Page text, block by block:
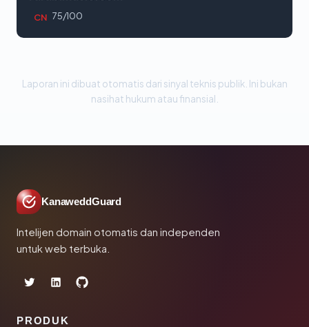
CN 75/100
Laporan ini dibuat otomatis dari sinyal teknis publik. Ini bukan
nasihat hukum atau finansial.
KanaweddGuard
Intelijen domain otomatis dan independen
untuk web terbuka.
PRODUK